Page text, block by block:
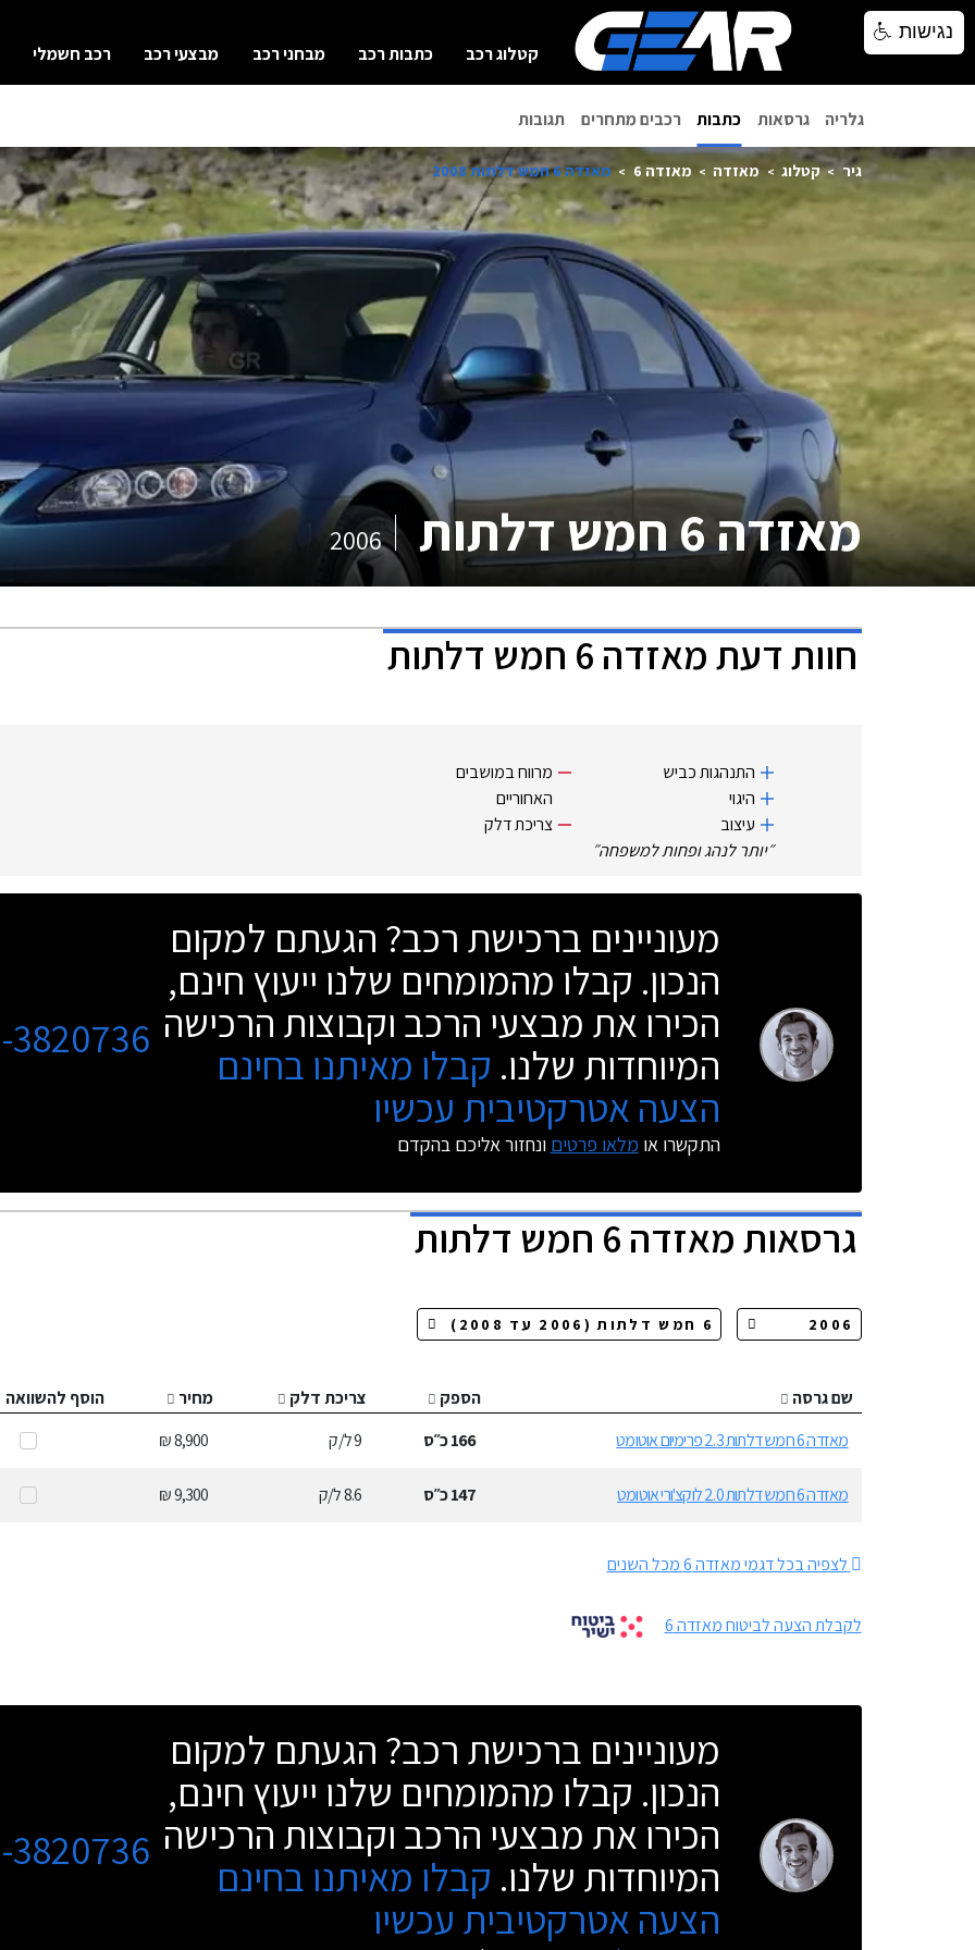
קטלוג רכב כתבות רכב מבחני רכב מבצעי רכב רכב חשמלי
גלריה גרסאות כתבות רכבים מתחרים תגובות
גיר קטלוג מאזדה מאזדה 6 מאזדה 6 חמש דלתות 2008
מאזדה 6 חמש דלתות 2006
חוות דעתמאזדה 6 חמש דלתות
התנהגות כביש
היגוי
עיצוב
מרווח במושבים
האחוריים
צריכת דלק
״יותר לנהג ופחות למשפחה״
מעוניינים ברכישת רכב? הגעתם למקום
הנכון. קבלו מהמומחים שלנו ייעוץ חינם,
הכירו את מבצעי הרכב וקבוצות הרכישה
המיוחדות שלנו. קבלו מאיתנו בחינם
הצעה אטרקטיבית עכשיו
התקשרו או מלאו פרטים ונחזור אליכם בהקדם
3820736
גרסאותמאזדה 6 חמש דלתות
שם גרסה הספק צריכת דלק מחיר
הוסף להשוואה
מאזדה 6 חמש דלתות 2.3 פרימיום אוטומט
166כ״ס 9ל/ק 8,900 ₪
מאזדה 6 חמש דלתות 2.0 לוקצ'ורי אוטומט 147כ״ס 8.6ל/ק 9,300 ₪
לצפיה בכל דגמי מאזדה 6 מכל השנים
לקבלת הצעה לביטוח מאזדה 6
מעוניינים ברכישת רכב? הגעתם למקום
הנכון. קבלו מהמומחים שלנו ייעוץ חינם,
הכירו את מבצעי הרכב וקבוצות הרכישה
המיוחדות שלנו. קבלו מאיתנו בחינם
הצעה אטרקטיבית עכשיו
3820736
נגישות
נגישות